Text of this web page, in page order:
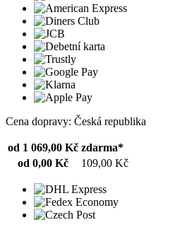
Cena dopravy: Česká republika
od 1 069,00 Kč zdarma*
od 0,00 Kč
109,00 Kč